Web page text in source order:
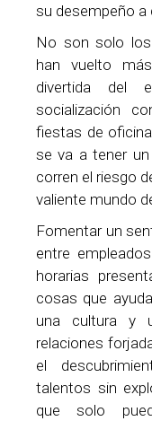
su desempeño a
No son solo
han vuelto
divertida del
socialización
fiestas de
se va a tener
corren el riesgo
valiente mundo
Fomentar un
entre
horarias
cosas que
una cultura y
relaciones
el
talentos sin
que solo